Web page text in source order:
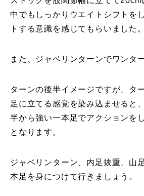
コブ斜面の滑り方解説動画
無料プレゼント動画
常時メルマガ
中でもしっかりウエイトシフトを
トする意識を感じてもらいました。
また、ジャベリンターンでワンタ
ターンの後半イメージですが、タ
足に立てる感覚を染み込ませると
半から強い一本足でアクションを
となります。
ジャベリンターン、内足抜重、山
本足を身につけて行きましょう。